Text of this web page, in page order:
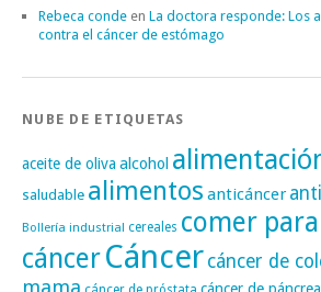
Rebeca conde en La doctora responde: Los
contra el cáncer de estómago
NUBE DE ETIQUETAS
aceite de oliva alcohol
saludable alimentos anticáncer
Bollería industrial cereales comer para
cáncerCáncer cáncer de
mama